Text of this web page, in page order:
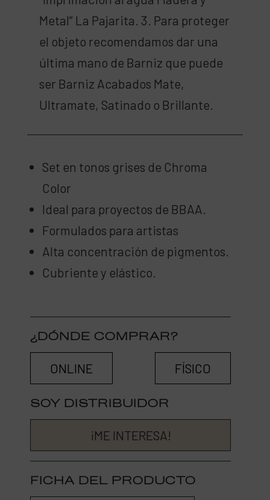
Metal” La Pajarita. 3. Para proteger
el objeto recomendamos dar una
última mano de Barniz que puede
ser Barniz Acabados Mate,
Ultramate, Satinado o Brillante.
Set en tonos grises de Chroma
Color
Ideal para proyectos de BBAA.
Formulados para artistas
Alta concentración de pigmentos.
Cubriente y elástico.
¿DÓNDE COMPRAR?
ONLINE FÍSICO
SOY DISTRIBUIDOR
¡ME INTERESA!
FICHA DEL PRODUCTO